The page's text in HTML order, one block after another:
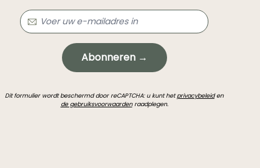
Abonneren →
Dit formulier wordt beschermd door reCAPTCHA: u kunt hetprivacybeleiden
de gebruiksvoorwaardenraadplegen.